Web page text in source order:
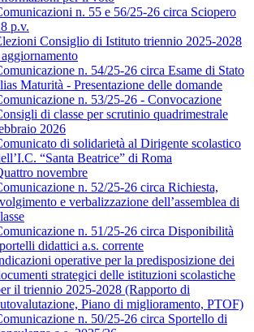
n. 55 e 56/25-26 circa Sciopero
p.v.
Consiglio di Istituto triennio 2025-2028
n. 54/25-26 circa Esame di Stato
Maturità - Presentazione delle domande
n. 53/25-26 - Convocazione
di classe per scrutinio quadrimestrale
2026
di solidarietà al Dirigente scolastico
“Santa Beatrice” di Roma
novembre
n. 52/25-26 circa Richiesta,
e verbalizzazione dell’assemblea di
n. 51/25-26 circa Disponibilità
didattici a.s. corrente
operative per la predisposizione dei
strategici delle istituzioni scolastiche
il triennio 2025-2028 (Rapporto di
Piano di miglioramento, PTOF)
n. 50/25-26 circa Sportello di